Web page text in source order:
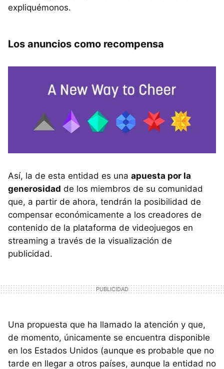
expliquémonos.
Los anuncios como recompensa
Así, la de esta entidad es una apuesta por la
generosidad de los miembros de su comunidad
que, a partir de ahora, tendrán la posibilidad de
compensar económicamente a los creadores de
contenido de la plataforma de videojuegos en
streaming a través de la visualización de
publicidad.
Una propuesta que ha llamado la atención y que,
de momento, únicamente se encuentra disponible
en los Estados Unidos (aunque es probable que no
tarde en llegar a otros países, aunque la entidad no